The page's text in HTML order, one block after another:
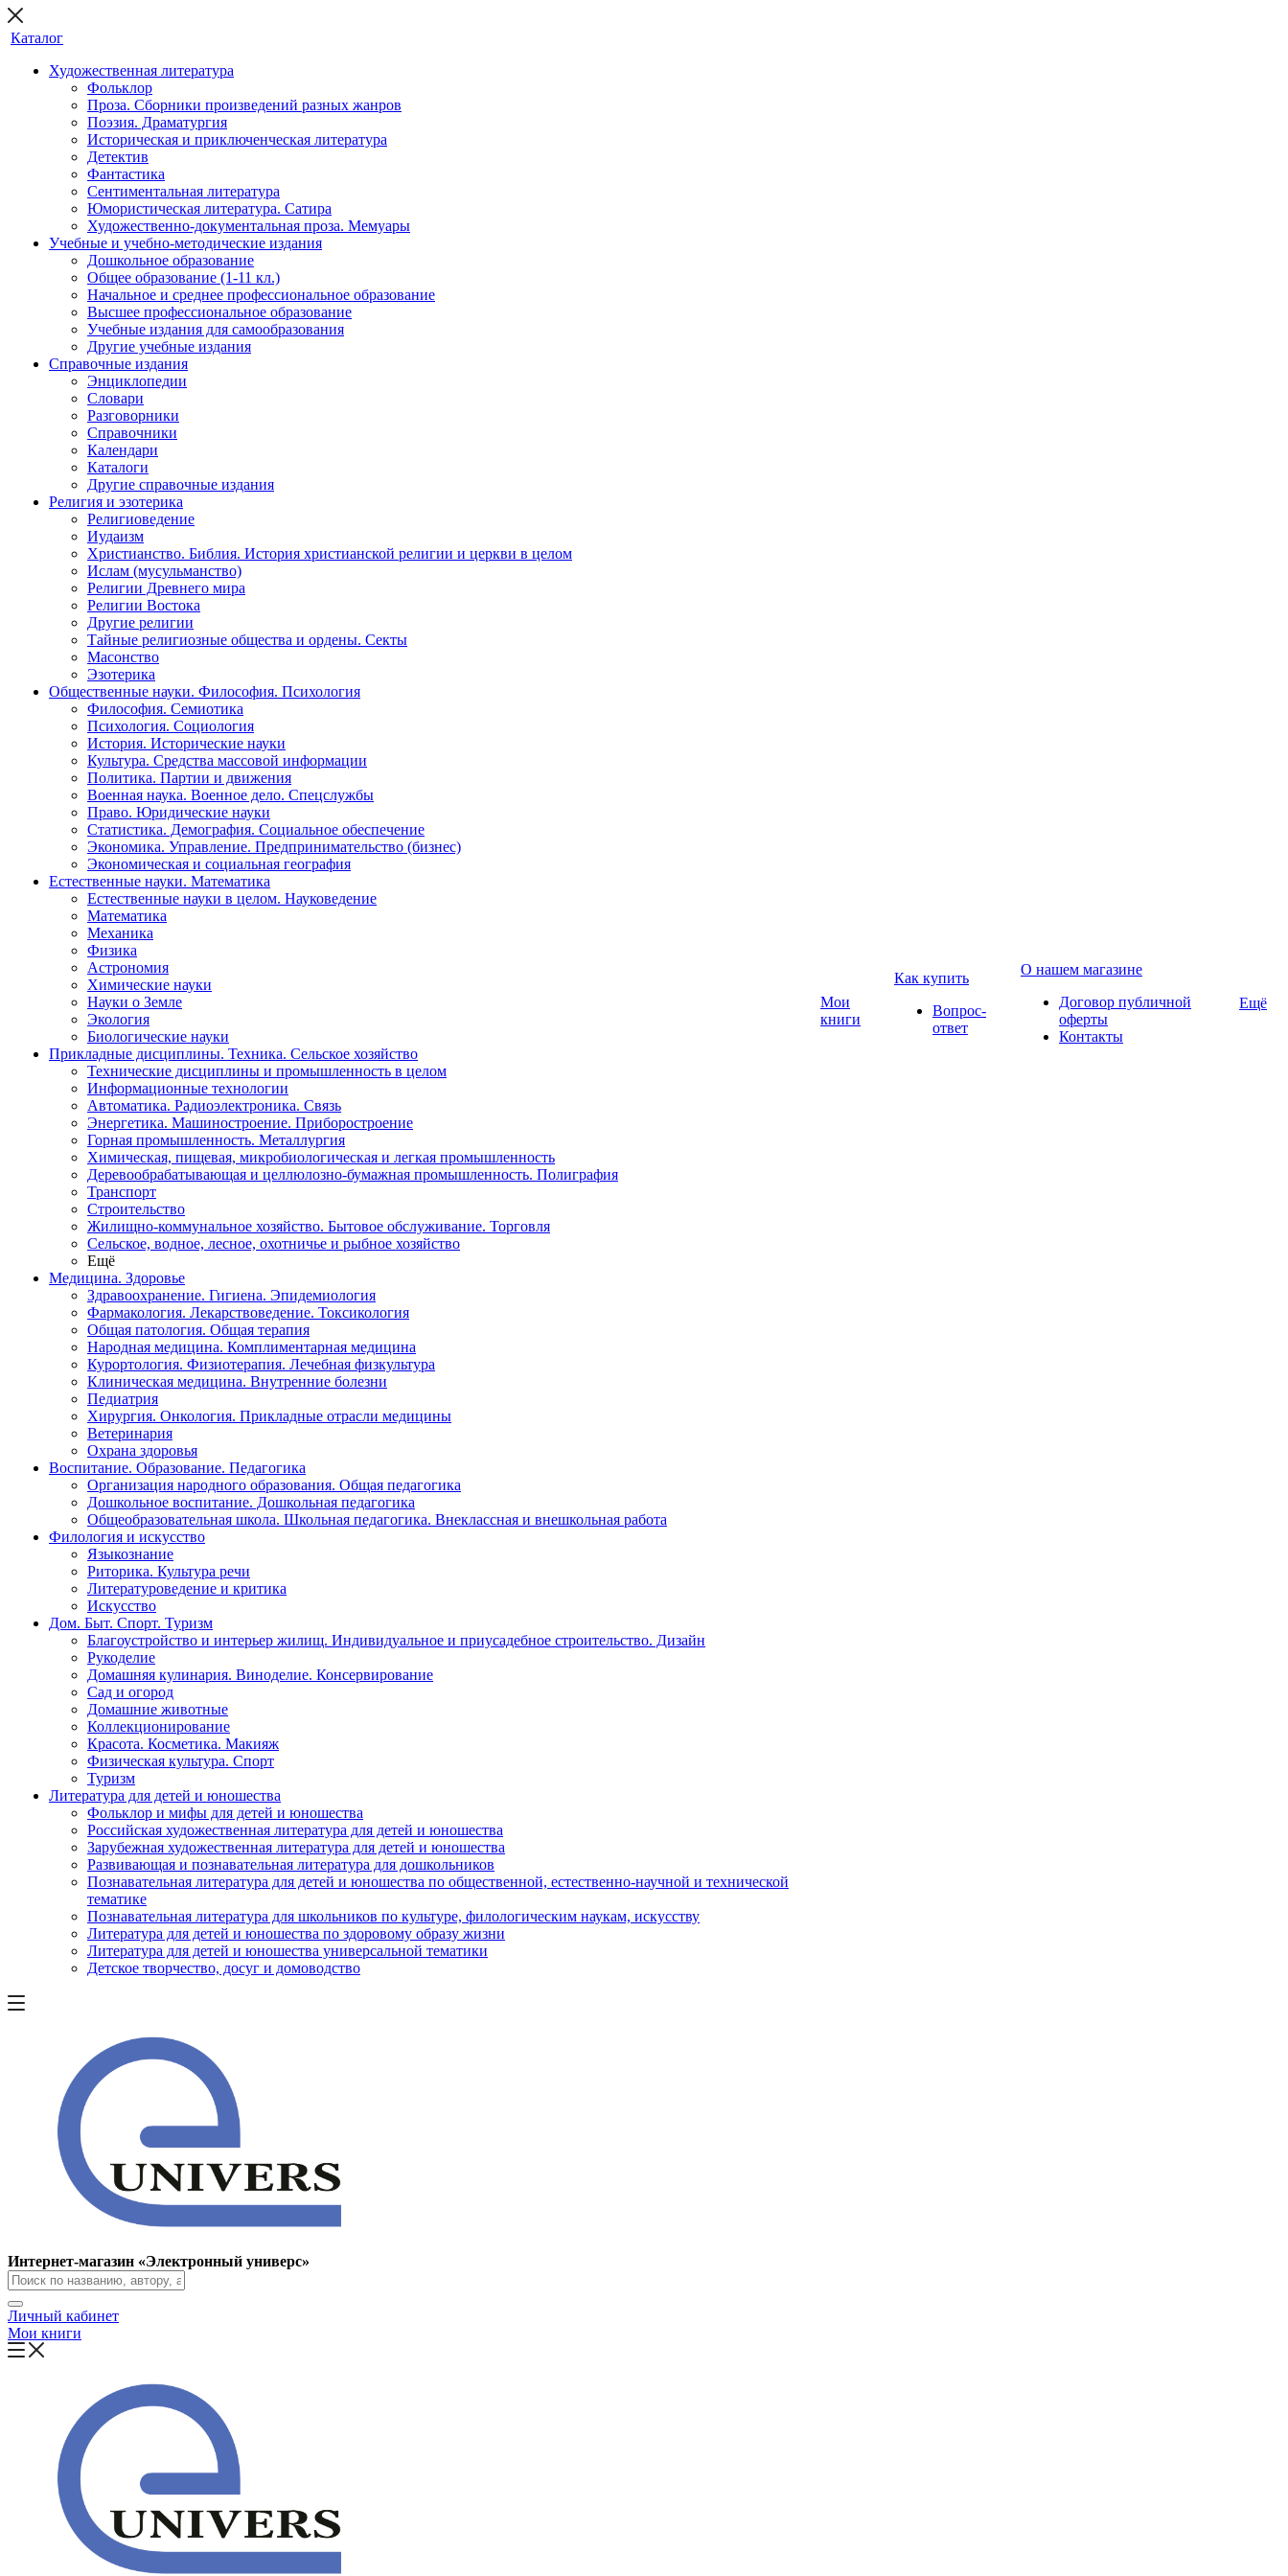
Каталог
Художественная литература
Фольклор
Проза. Сборники произведений разных жанров
Поэзия. Драматургия
Историческая и приключенческая литература
Детектив
Фантастика
Сентиментальная литература
Юмористическая литература. Сатира
Художественно-документальная проза. Мемуары
Учебные и учебно-методические издания
Дошкольное образование
Общее образование (1-11 кл.)
Начальное и среднее профессиональное образование
Высшее профессиональное образование
Учебные издания для самообразования
Другие учебные издания
Справочные издания
Энциклопедии
Словари
Разговорники
Справочники
Календари
Каталоги
Другие справочные издания
Религия и эзотерика
Религиоведение
Иудаизм
Христианство. Библия. История христианской религии и церкви в целом
Ислам (мусульманство)
Религии Древнего мира
Религии Востока
Другие религии
Тайные религиозные общества и ордены. Секты
Масонство
Эзотерика
Общественные науки. Философия. Психология
Философия. Семиотика
Психология. Социология
История. Исторические науки
Культура. Средства массовой информации
Политика. Партии и движения
Военная наука. Военное дело. Спецслужбы
Право. Юридические науки
Статистика. Демография. Социальное обеспечение
Экономика. Управление. Предпринимательство (бизнес)
Экономическая и социальная география
Естественные науки. Математика
Естественные науки в целом. Науковедение
Математика
Механика
Физика
Астрономия
Химические науки
Науки о Земле
Экология
Биологические науки
Прикладные дисциплины. Техника. Сельское хозяйство
Технические дисциплины и промышленность в целом
Информационные технологии
Автоматика. Радиоэлектроника. Связь
Энергетика. Машиностроение. Приборостроение
Горная промышленность. Металлургия
Химическая, пищевая, микробиологическая и легкая промышленность
Деревообрабатывающая и целлюлозно-бумажная промышленность. Полиграфия
Транспорт
Строительство
Жилищно-коммунальное хозяйство. Бытовое обслуживание. Торговля
Сельское, водное, лесное, охотничье и рыбное хозяйство
Ещё
Медицина. Здоровье
Здравоохранение. Гигиена. Эпидемиология
Фармакология. Лекарствоведение. Токсикология
Общая патология. Общая терапия
Народная медицина. Комплиментарная медицина
Курортология. Физиотерапия. Лечебная физкультура
Клиническая медицина. Внутренние болезни
Педиатрия
Хирургия. Онкология. Прикладные отрасли медицины
Ветеринария
Охрана здоровья
Воспитание. Образование. Педагогика
Организация народного образования. Общая педагогика
Дошкольное воспитание. Дошкольная педагогика
Общеобразовательная школа. Школьная педагогика. Внеклассная и внешкольная работа
Филология и искусство
Языкознание
Риторика. Культура речи
Литературоведение и критика
Искусство
Дом. Быт. Спорт. Туризм
Благоустройство и интерьер жилищ. Индивидуальное и приусадебное строительство. Дизайн
Рукоделие
Домашняя кулинария. Виноделие. Консервирование
Сад и огород
Домашние животные
Коллекционирование
Красота. Косметика. Макияж
Физическая культура. Спорт
Туризм
Литература для детей и юношества
Фольклор и мифы для детей и юношества
Российская художественная литература для детей и юношества
Зарубежная художественная литература для детей и юношества
Развивающая и познавательная литература для дошкольников
Познавательная литература для детей и юношества по общественной, естественно-научной и технической
тематике
Познавательная литература для школьников по культуре, филологическим наукам, искусству
Литература для детей и юношества по здоровому образу жизни
Литература для детей и юношества универсальной тематики
Детское творчество, досуг и домоводство
Мои
книги
Как купить
Вопрос-
ответ
О нашем магазине
Договор публичной
оферты
Контакты
Ещё
Интернет-магазин «Электронный универс»
Личный кабинет
Мои книги